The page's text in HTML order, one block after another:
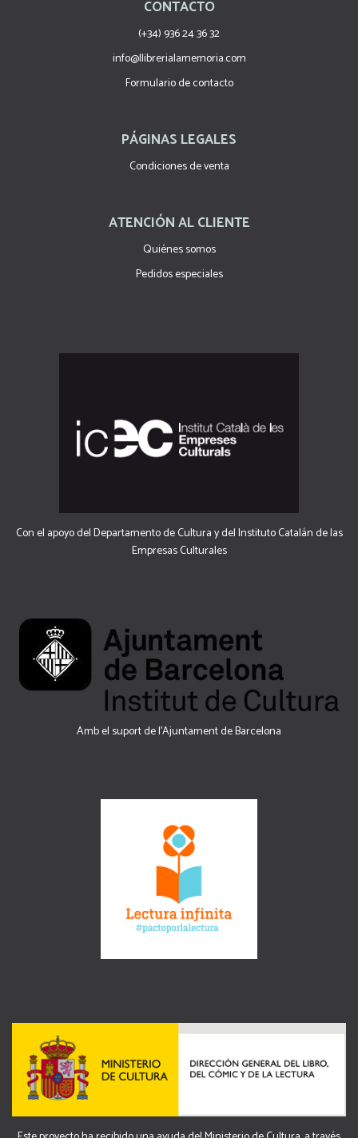
CONTACTO
(+34) 936 24 36 32
info@llibrerialamemoria.com
Formulario de contacto
PÁGINAS LEGALES
Condiciones de venta
ATENCIÓN AL CLIENTE
Quiénes somos
Pedidos especiales
Con el apoyo del Departamento de Cultura y del Instituto Catalán de las
Empresas Culturales
Amb el suport de l’Ajuntament de Barcelona